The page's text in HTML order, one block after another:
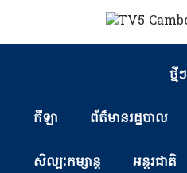
ថ្មីៗ
កីឡា ព័ត៏មានរដ្ឋបាល
សិល្បៈកម្សាន្ត អន្តរជាតិ